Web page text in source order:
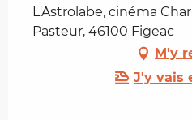
L'Astrolabe, cinéma
Pasteur, 46100 Figeac
M'y
J'y vais